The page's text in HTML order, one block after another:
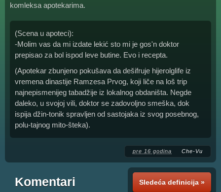
komleksa apotekarima.
(Scena u apoteci):
-Molim vas da mi izdate lekić sto mi je gos'n doktor
prepisao za bol ispod leve butine. Evo i recepta.
(Apotekar zbunjeno pokušava da dešifruje hijerolglife iz
vremena dinastije Ramzesa Prvog, koji liče na loš trip
najnepismenijeg tabadžije iz lokalnog obdaništa. Negde
daleko, u svojoj vili, doktor se zadovoljno smeška, dok
ispija džin-tonik spravljen od sastojaka iz svog posebnog,
polu-tajnog mito-šteka).
pre 16 godina Che-Vu
Sledeća definicija »
Komentari